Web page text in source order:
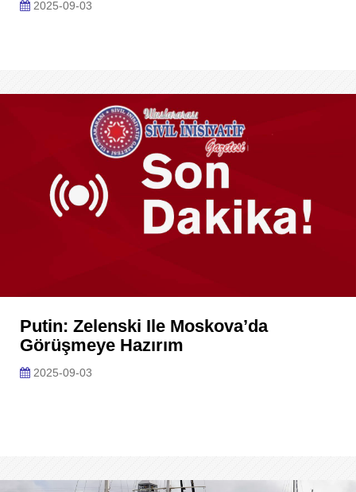
2025-09-03
Putin: Zelenski Ile Moskova’da
Görüşmeye Hazırım
2025-09-03